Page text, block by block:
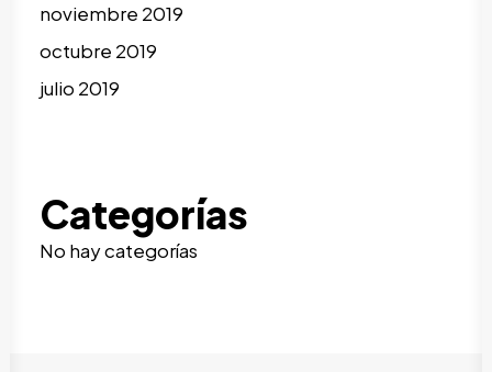
noviembre 2019
octubre 2019
julio 2019
Categorías
No hay categorías